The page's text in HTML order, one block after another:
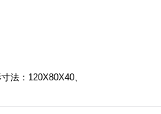
法：120X80X40、